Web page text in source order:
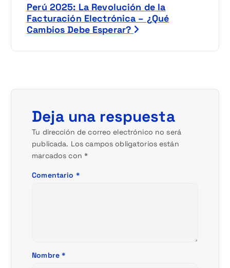
i
Perú 2025: La Revolución de la
Facturación Electrónica – ¿Qué
Cambios Debe Esperar?
Deja una respuesta
Tu dirección de correo electrónico no será
publicada. Los campos obligatorios están
marcados con *
Comentario *
Nombre*